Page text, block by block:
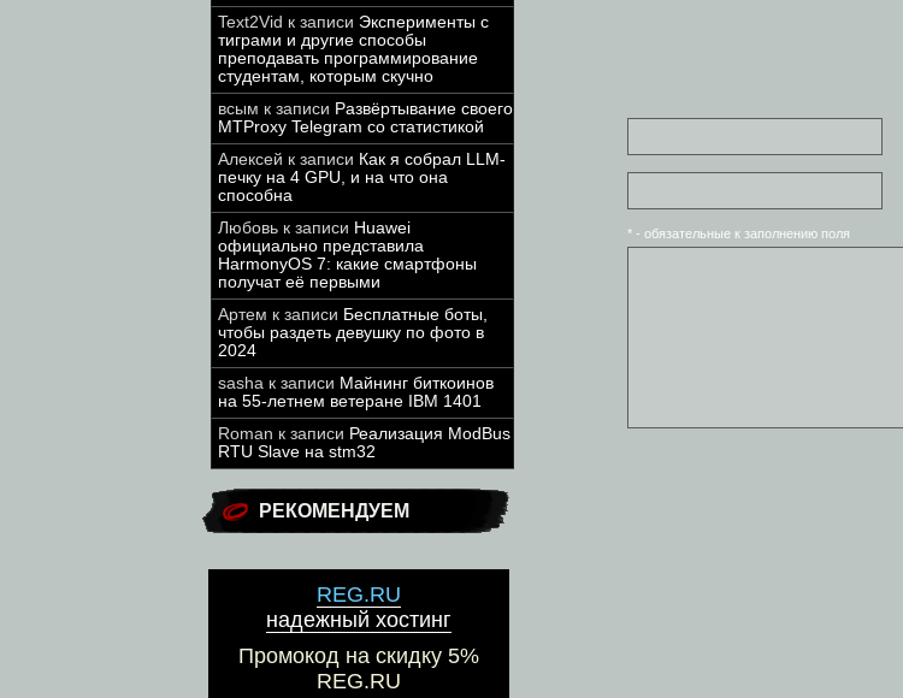
Text2Vid к записи Эксперименты с
тиграми и другие способы
преподавать программирование
студентам, которым скучно
всым к записи Развёртывание своего
MTProxy Telegram со статистикой
Алексей к записи Как я собрал LLM-
печку на 4 GPU, и на что она
способна
Любовь к записи Huawei
официально представила
HarmonyOS 7: какие смартфоны
получат её первыми
Артем к записи Бесплатные боты,
чтобы раздеть девушку по фото в
2024
sasha к записи Майнинг биткоинов
на 55-летнем ветеране IBM 1401
Roman к записи Реализация ModBus
RTU Slave на stm32
РЕКОМЕНДУЕМ
REG.RU
надежный хостинг
Промокод на скидку 5%
REG.RU
* - обязательные к заполнению поля